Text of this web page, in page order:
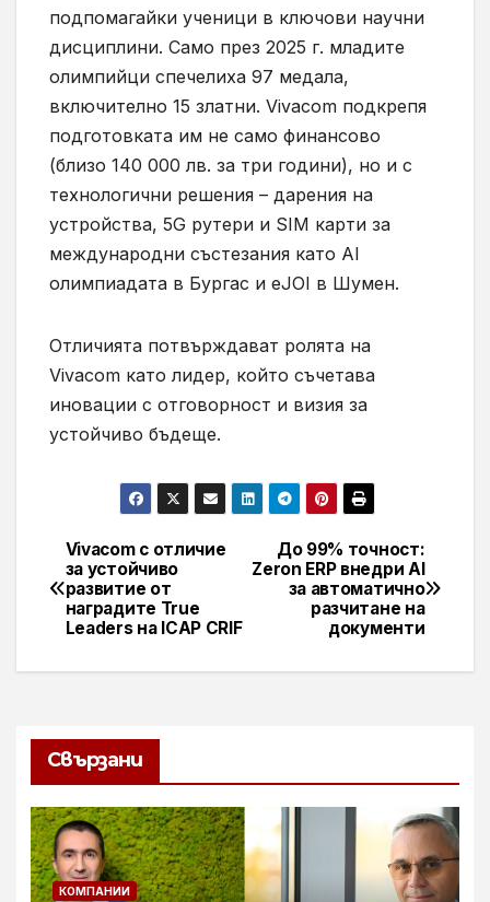
подпомагайки ученици в ключови научни
дисциплини. Само през 2025 г. младите
олимпийци спечелиха 97 медала,
включително 15 златни. Vivacom подкрепя
подготовката им не само финансово
(близо 140 000 лв. за три години), но и с
технологични решения – дарения на
устройства, 5G рутери и SIM карти за
международни състезания като AI
олимпиадата в Бургас и eJOI в Шумен.
Отличията потвърждават ролята на
Vivacom като лидер, който съчетава
иновации с отговорност и визия за
устойчиво бъдеще.
Навигация
До 99% точност:
Zeron ERP внедри AI
за автоматично
разчитане на
документи
Vivacom с отличие
за устойчиво
развитие от
наградите True
Leaders на ICAP CRIF
Свързани
КОМПАНИИ